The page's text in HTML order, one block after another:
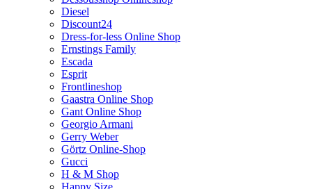
Diesel
Discount24
Dress-for-less Online Shop
Ernstings Family
Escada
Esprit
Frontlineshop
Gaastra Online Shop
Gant Online Shop
Georgio Armani
Gerry Weber
Görtz Online-Shop
Gucci
H & M Shop